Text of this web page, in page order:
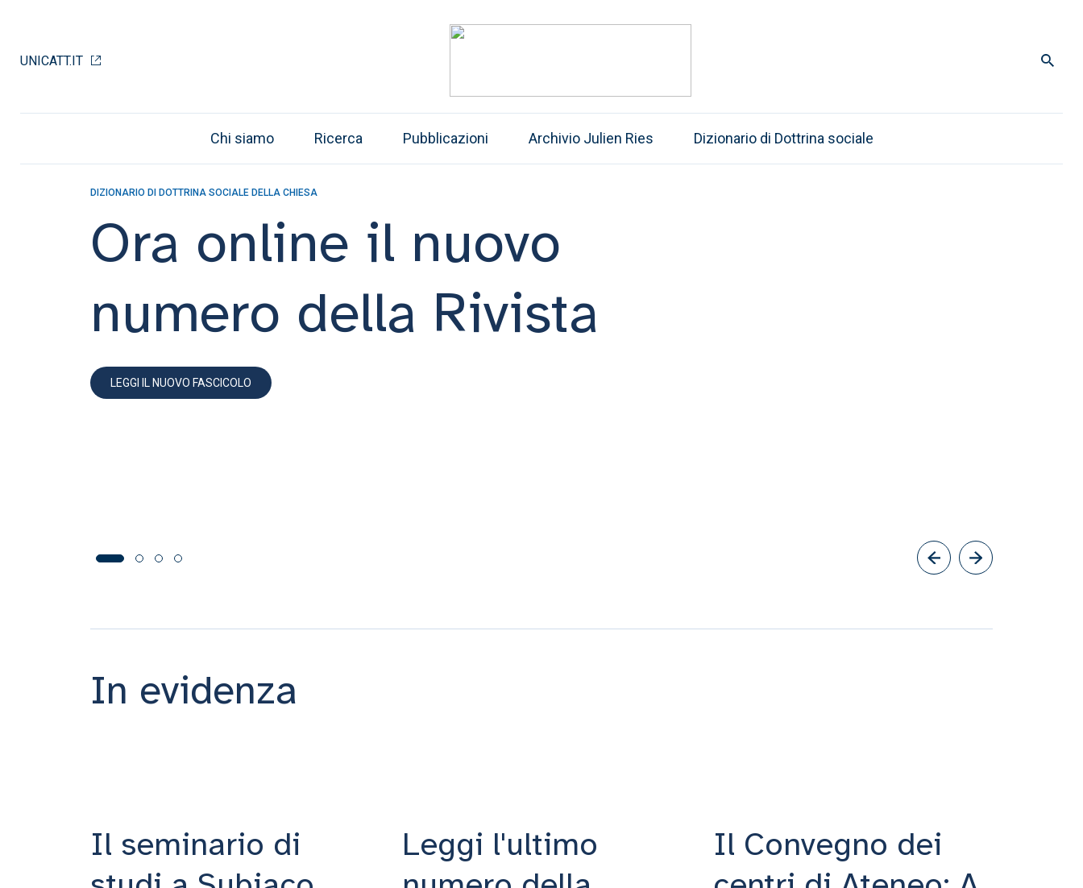
UNICATT.IT
Chi siamo Ricerca Pubblicazioni Archivio Julien Ries Dizionario di Dottrina sociale
DIZIONARIO DI DOTTRINA SOCIALE DELLA CHIESA
Ora online il nuovo
numero della Rivista
LEGGI IL NUOVO FASCICOLO
In evidenza
Il seminario di
Leggi l'ultimo
Il Convegno dei